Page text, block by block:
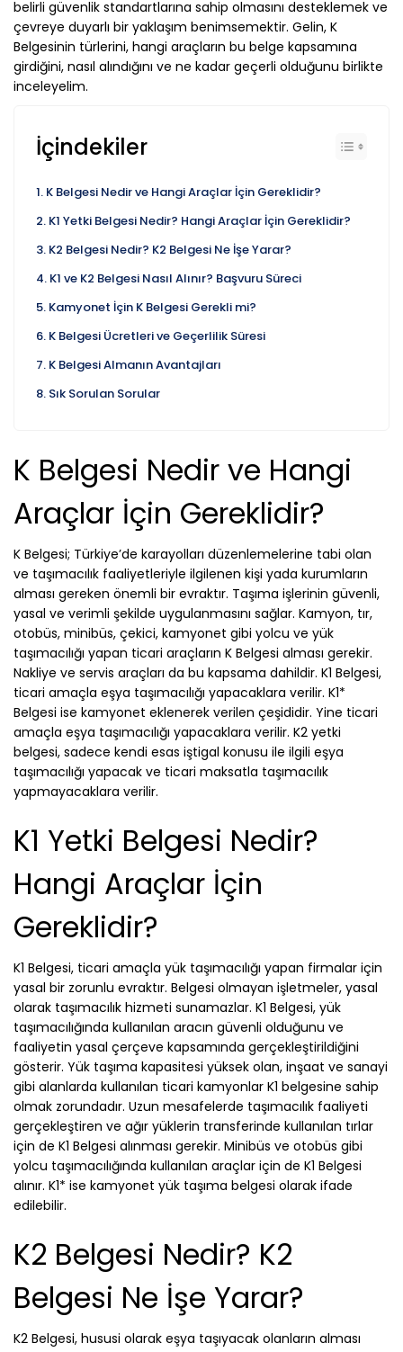
belirli güvenlik standartlarına sahip olmasını desteklemek ve
çevreye duyarlı bir yaklaşım benimsemektir. Gelin, K
Belgesinin türlerini, hangi araçların bu belge kapsamına
girdiğini, nasıl alındığını ve ne kadar geçerli olduğunu birlikte
inceleyelim.
İçindekiler
K Belgesi Nedir ve Hangi Araçlar İçin Gereklidir?
K1 Yetki Belgesi Nedir? Hangi Araçlar İçin Gereklidir?
K2 Belgesi Nedir? K2 Belgesi Ne İşe Yarar?
K1 ve K2 Belgesi Nasıl Alınır? Başvuru Süreci
Kamyonet İçin K Belgesi Gerekli mi?
K Belgesi Ücretleri ve Geçerlilik Süresi
K Belgesi Almanın Avantajları
Sık Sorulan Sorular
K Belgesi Nedir ve Hangi
Araçlar İçin Gereklidir?
K Belgesi; Türkiye’de karayolları düzenlemelerine tabi olan
ve taşımacılık faaliyetleriyle ilgilenen kişi yada kurumların
alması gereken önemli bir evraktır. Taşıma işlerinin güvenli,
yasal ve verimli şekilde uygulanmasını sağlar. Kamyon, tır,
otobüs, minibüs, çekici, kamyonet gibi yolcu ve yük
taşımacılığı yapan ticari araçların K Belgesi alması gerekir.
Nakliye ve servis araçları da bu kapsama dahildir. K1 Belgesi,
ticari amaçla eşya taşımacılığı yapacaklara verilir. K1*
Belgesi ise kamyonet eklenerek verilen çeşididir. Yine ticari
amaçla eşya taşımacılığı yapacaklara verilir. K2 yetki
belgesi, sadece kendi esas iştigal konusu ile ilgili eşya
taşımacılığı yapacak ve ticari maksatla taşımacılık
yapmayacaklara verilir.
K1 Yetki Belgesi Nedir?
Hangi Araçlar İçin
Gereklidir?
K1 Belgesi, ticari amaçla yük taşımacılığı yapan firmalar için
yasal bir zorunlu evraktır. Belgesi olmayan işletmeler, yasal
olarak taşımacılık hizmeti sunamazlar. K1 Belgesi, yük
taşımacılığında kullanılan aracın güvenli olduğunu ve
faaliyetin yasal çerçeve kapsamında gerçekleştirildiğini
gösterir. Yük taşıma kapasitesi yüksek olan, inşaat ve sanayi
gibi alanlarda kullanılan ticari kamyonlar K1 belgesine sahip
olmak zorundadır. Uzun mesafelerde taşımacılık faaliyeti
gerçekleştiren ve ağır yüklerin transferinde kullanılan tırlar
için de K1 Belgesi alınması gerekir. Minibüs ve otobüs gibi
yolcu taşımacılığında kullanılan araçlar için de K1 Belgesi
alınır. K1* ise kamyonet yük taşıma belgesi olarak ifade
edilebilir.
K2 Belgesi Nedir? K2
Belgesi Ne İşe Yarar?
K2 Belgesi, hususi olarak eşya taşıyacak olanların alması